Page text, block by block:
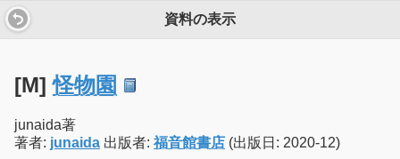
資料の表示
[M]怪物園
junaida著
著者: junaida 出版者: 福音館書店 (出版日: 2020-12)